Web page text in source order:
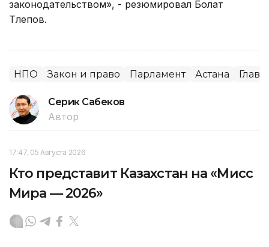
законодательством», - резюмировал Болат
Тлепов.
НПО Закон и право Парламент Астана
Серик Сабеков
Автор
17:47, 05 Августа 2026
Кто представит Казахстан на «Мисс
Мира — 2026»